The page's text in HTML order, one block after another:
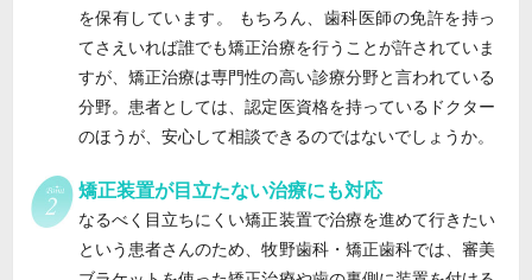
を保有しています。 もちろん、歯科医師の免許を持っ
てさえいれば誰でも矯正治療を行うことが許されていま
すが、矯正治療は専門性の高い診療分野と言われている
分野。患者としては、認定医資格を持っているドクター
のほうが、安心して相談できるのではないでしょうか。
矯正装置が目立たない治療にも対応
なるべく目立ちにくい矯正装置で治療を進めて行きたい
という患者さんのため、牧野歯科・矯正歯科では、審美